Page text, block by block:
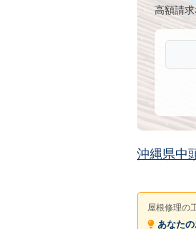
高額請
沖縄県中
屋根修理の
あなた